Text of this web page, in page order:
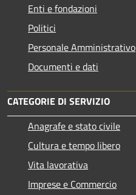
Enti e fondazioni
Politici
Personale Amministrativo
Documenti e dati
CATEGORIE DI SERVIZIO
Anagrafe e stato civile
Cultura e tempo libero
Vita lavorativa
Imprese e Commercio